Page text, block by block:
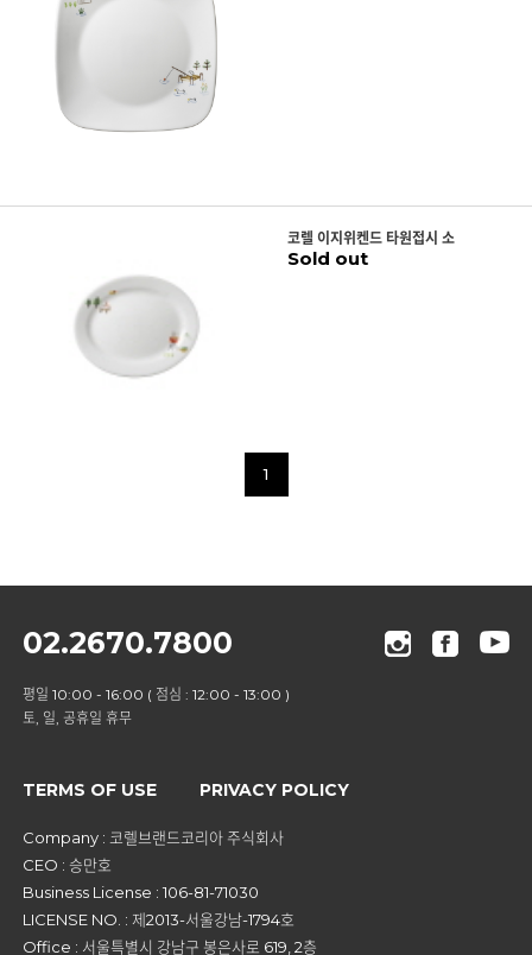
코렐 이지위켄드 타원접시 소
Sold out
1
02.2670.7800
평일 10:00 - 16:00 ( 점심 : 12:00 - 13:00 )
토, 일, 공휴일 휴무
TERMS OF USE PRIVACY POLICY
Company : 코렐브랜드코리아 주식회사
CEO : 승만호
Business License : 106-81-71030
LICENSE NO. : 제2013-서울강남-1794호
Office : 서울특별시 강남구 봉은사로 619, 2층